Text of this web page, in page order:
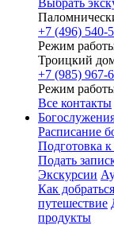
Выбрать
+7 (496) 540-
Режим
Троицкий
+7 (985) 967-
Режим
Все контакты
Расписание
Подготовка
Подать
Экскурсии
Как добраться
путешествие
продукты